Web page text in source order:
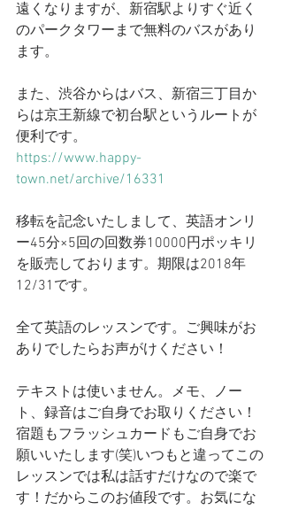
遠くなりますが、新宿駅よりすぐ近く
のパークタワーまで無料のバスがあり
ます。
また、渋谷からはバス、新宿三丁目か
らは京王新線で初台駅というルートが
便利です。
https://www.happy-
town.net/archive/16331
移転を記念いたしまして、英語オンリ
ー45分×5回の回数券10000円ポッキリ
を販売しております。期限は2018年
12/31です。
全て英語のレッスンです。ご興味がお
ありでしたらお声がけください！
テキストは使いません。メモ、ノー
ト、録音はご自身でお取りください！
宿題もフラッシュカードもご自身でお
願いいたします(笑)いつもと違ってこの
レッスンでは私は話すだけなので楽で
す！だからこのお値段です。お気にな